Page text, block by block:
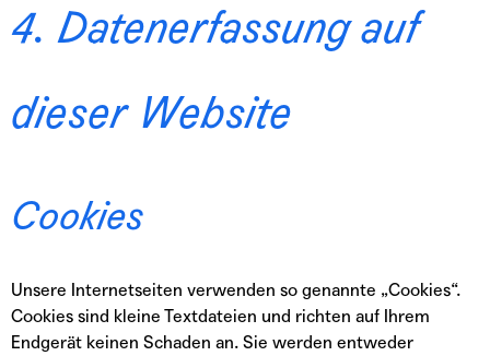
4. Datenerfassung auf
dieser Website
Cookies
Unsere Internetseiten verwenden so genannte „Cookies“.
Cookies sind kleine Textdateien und richten auf Ihrem
Endgerät keinen Schaden an. Sie werden entweder